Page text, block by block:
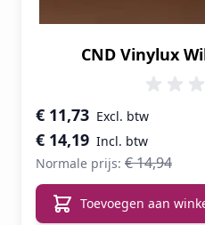
CND Vinylux
Speciale prijs
€ 14,19
€ 11,73
Normale prijs: € 14,94
Toevoegen aan